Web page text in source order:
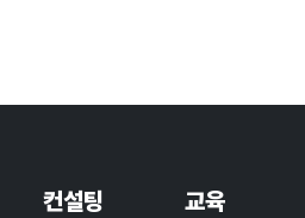
컨설팅 교육